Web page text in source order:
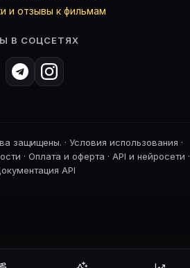
и отзывы к фильмам
В СОЦСЕТЯХ
защищены. · Условия использования ·
· Оплата и оферта · API и нейросети ·
API